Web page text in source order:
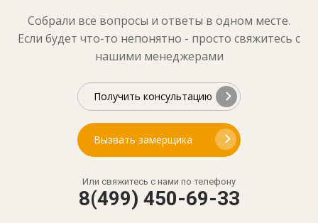
Собрали все вопросы и ответы в одном месте.
Если будет что-то непонятно - просто свяжитесь с
нашими менеджерами
Получить консультацию
Вызвать замерщика
Или свяжитесь с нами по телефону
8(499) 450-69-33